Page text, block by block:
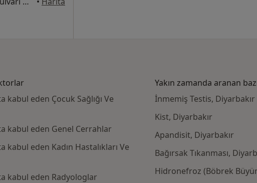
eden Çocuk Sağlığı Ve
kabul eden Genel Cerrahlar
eden Kadın Hastalıkları Ve
kabul eden Radyologlar
Yakın zamanda aranan
İnmemiş Testis, Diyarbakır
Kist, Diyarbakır
Apandisit, Diyarbakır
Bağırsak Tıkanması,
Hidronefroz (Böbrek